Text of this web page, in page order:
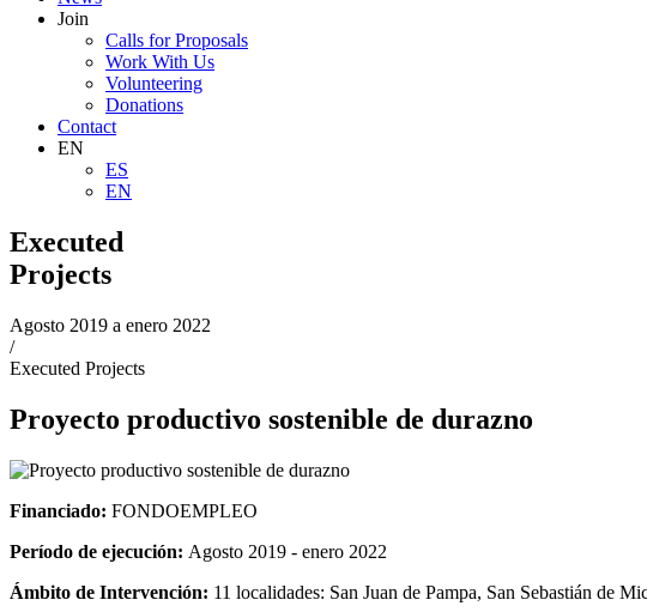
Join
Calls for Proposals
Work With Us
Volunteering
Donations
Contact
EN
ES
EN
Executed
Projects
Agosto 2019 a enero 2022
/
Executed Projects
Proyecto productivo sostenible de durazno
Financiado: FONDOEMPLEO
Período de ejecución: Agosto 2019 - enero 2022
Ámbito de Intervención: 11 localidades: San Juan de Pampa, San Sebastián de